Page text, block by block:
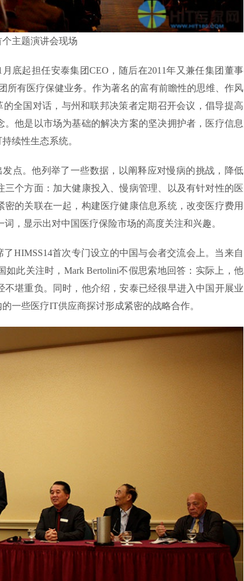
个主题演讲会现场
底起担任安泰集团CEO，随后在2011年又兼任集团董事
所有医疗保健业务。作为著名的富有前瞻性的思维、作风
全国对话，与州和联邦决策者定期召开会议，倡导提高
他是以市场为基础的解决方案的坚决拥护者，医疗信息
续性生态系统。
点。他列举了一些数据，以阐释应对慢病的挑战，降低
个方面：加大健康投入、慢病管理、以及有针对性的医
的关联在一起，构建医疗健康信息系统，改变医疗费用
，显示出对中国医疗保险市场的高度关注和兴趣。
HIMSS14首次专门设立的中国与会者交流会上。当来自
此关注时，Mark Bertolini不假思索地回答：实际上，他
堪重负。同时，他介绍，安泰已经很早进入中国开展业
一些医疗IT供应商探讨形成紧密的战略合作。